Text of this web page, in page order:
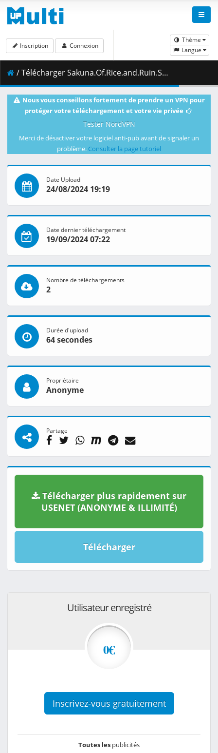
Thème
Langue
Inscription Connexion
/ Télécharger Sakuna.Of.Rice.and.Ruin.S01E08.The.Rice.Riot.That.Shook.the.Capital.1080p.CR.WEB-DL.AAC2.0.H.264-VARYG.mkv.001 ( 462.89 MB )
Nous vous conseillons fortement de prendre un VPN pour
protéger votre téléchargement et votre vie privée
Tester NordVPN
Merci de désactiver votre logiciel anti-pub avant de signaler un
problème. Consulter la page tutoriel
Date Upload
24/08/2024 19:19
Date dernier téléchargement
19/09/2024 07:22
Nombre de téléchargements
2
Durée d'upload
64 secondes
Propriétaire
Anonyme
Partage
Télécharger plus rapidement sur
USENET (ANONYME & ILLIMITÉ)
Télécharger
Utilisateur enregistré
0€
Inscrivez-vous gratuitement
Toutes les publicités